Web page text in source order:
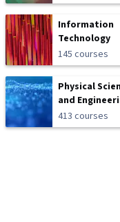
Information
Technology
145 courses
Physical
and
413 courses